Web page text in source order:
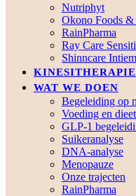
Nutriphyt
Okono Foods &
RainPharma
Ray Care
Shinncare
KINESITHERAPIE
WAT WE DOEN
Begeleiding op
Voeding en dieet
GLP-1
Suikeranalyse
DNA-analyse
Menopauze
Onze trajecten
RainPharma